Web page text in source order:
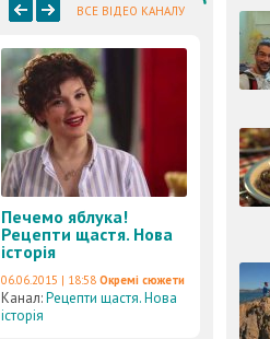
ВСЕ ВІДЕО КАНАЛУ
Печемо яблука!
Рецепти щастя. Нова
історія
06.06.2015 | 18:58 Окремі сюжети
Канал:Рецепти щастя. Нова
історія